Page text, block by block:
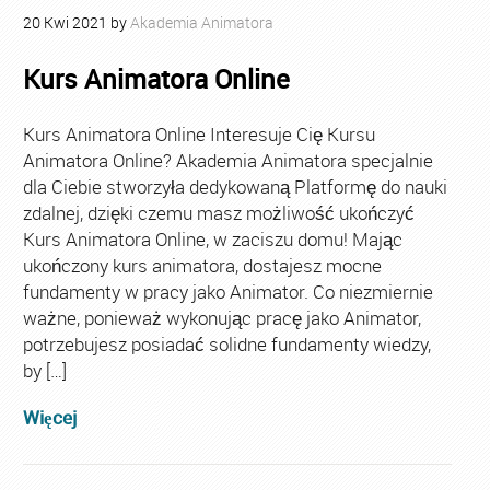
20 Kwi 2021 byAkademia Animatora
Kurs Animatora Online
Kurs Animatora Online Interesuje Cię Kursu
Animatora Online? Akademia Animatora specjalnie
dla Ciebie stworzyła dedykowaną Platformę do nauki
zdalnej, dzięki czemu masz możliwość ukończyć
Kurs Animatora Online, w zaciszu domu! Mając
ukończony kurs animatora, dostajesz mocne
fundamenty w pracy jako Animator. Co niezmiernie
ważne, ponieważ wykonując pracę jako Animator,
potrzebujesz posiadać solidne fundamenty wiedzy,
by […]
Więcej